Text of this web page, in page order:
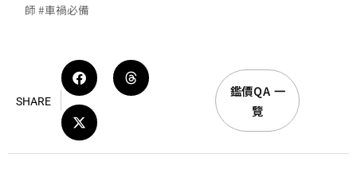
師 #車禍必備
SHARE
鑑價QA 一
覽